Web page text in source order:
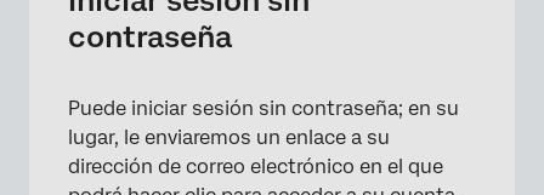
contraseña
Puede iniciar sesión sin contraseña; en su
lugar, le enviaremos un enlace a su
dirección de correo electrónico en el que